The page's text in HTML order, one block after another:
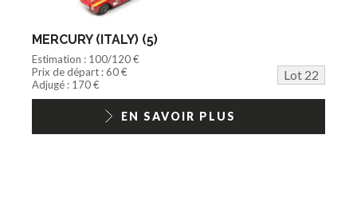
MERCURY (ITALY) (5)
Estimation : 100/120 €
Prix de départ : 60 €
Lot 22
Adjugé : 170 €
EN SAVOIR PLUS